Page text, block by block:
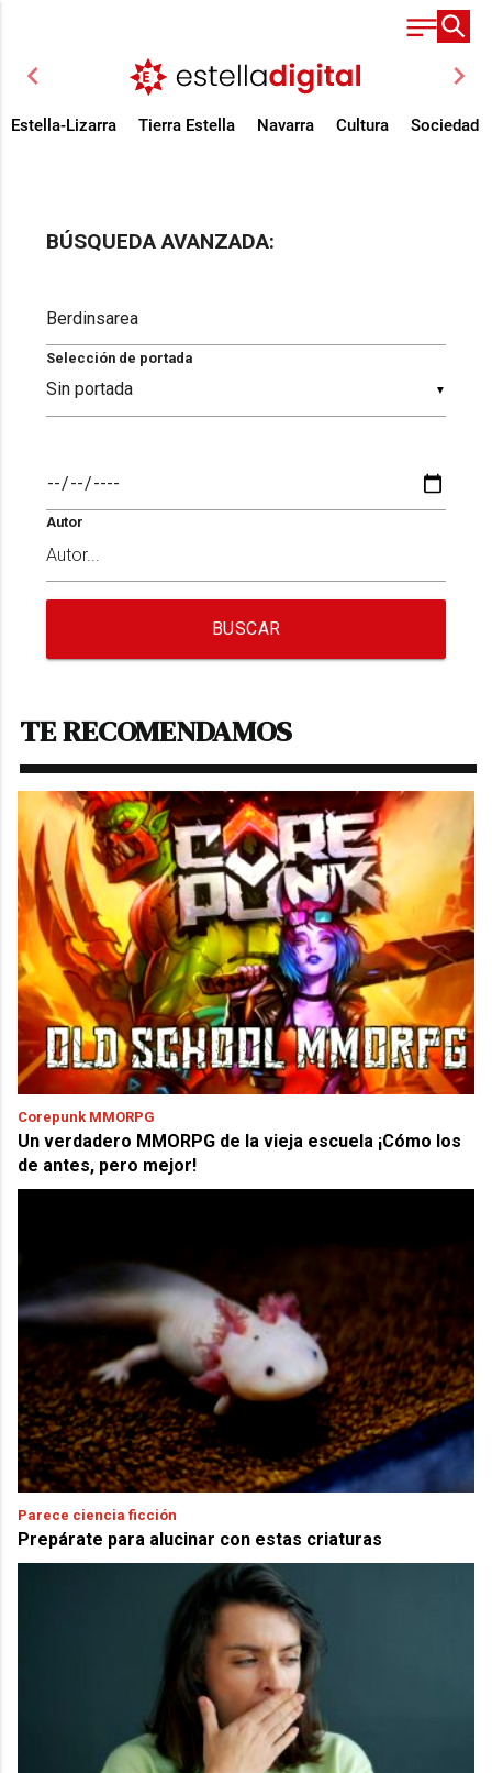
chevron_left chevron_right
Estella-Lizarra Tierra Estella Navarra Cultura Sociedad
BÚSQUEDA AVANZADA:
▼
Selección de portada
Autor
BUSCAR
TE RECOMENDAMOS
Corepunk MMORPG
Un verdadero MMORPG de la vieja escuela ¡Cómo los
de antes, pero mejor!
Parece ciencia ficción
Prepárate para alucinar con estas criaturas